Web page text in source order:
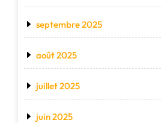
septembre 2025
août 2025
juillet 2025
juin 2025